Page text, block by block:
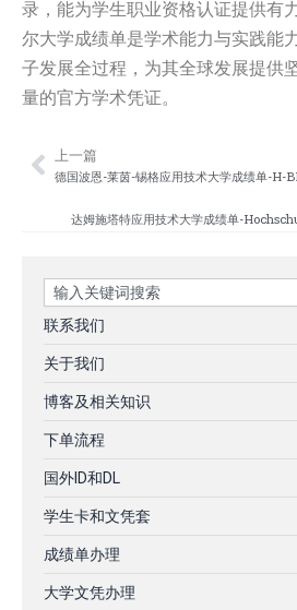
录，能为学生职业资格认证提供有
尔大学成绩单是学术能力与实践能
子发展全过程，为其全球发展提供
量的官方学术凭证。
Prev
上一篇
德国波恩-莱茵-锡格应用技术大学成绩单-H-
达姆施塔特应用技术大学成绩单-
Search
联系我们
关于我们
博客及相关知识
下单流程
国外ID和DL
学生卡和文凭套
成绩单办理
大学文凭办理